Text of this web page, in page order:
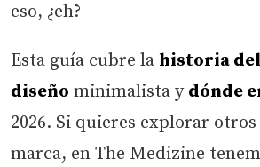
eso, ¿eh?
Esta guía cubre la historia
diseño minimalista y dónde
2026. Si quieres explorar
marca, en The Medizine